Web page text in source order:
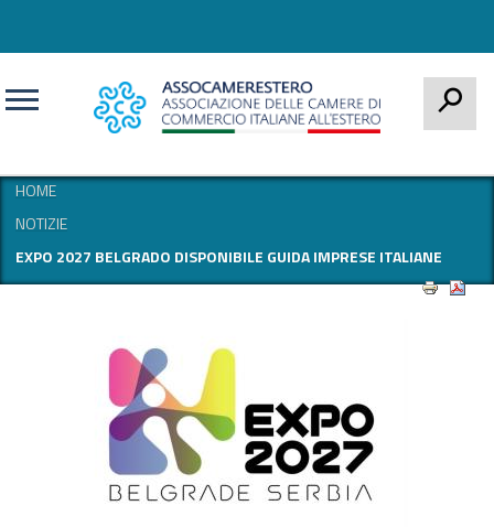
HOME
NOTIZIE
EXPO 2027 BELGRADO DISPONIBILE GUIDA IMPRESE ITALIANE